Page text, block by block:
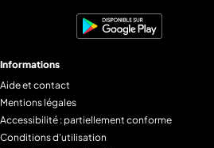
Informations
Aide et contact
Mentions légales
Accessibilité : partiellement conforme
Conditions d'utilisation